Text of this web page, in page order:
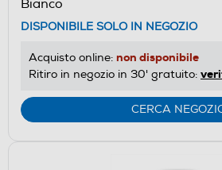
Bianco
DISPONIBILE SOLO IN NEGOZIO
Acquisto online: non disponibile
Ritiro in negozio in 30' gratuito:
CERCA